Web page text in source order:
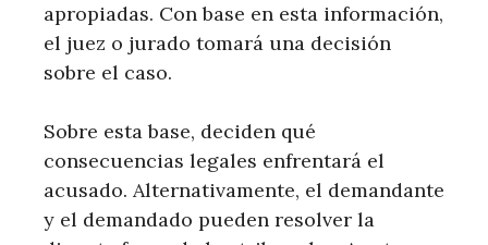
apropiadas. Con base en esta información,
el juez o jurado tomará una decisión
sobre el caso.
Sobre esta base, deciden qué
consecuencias legales enfrentará el
acusado. Alternativamente, el demandante
y el demandado pueden resolver la